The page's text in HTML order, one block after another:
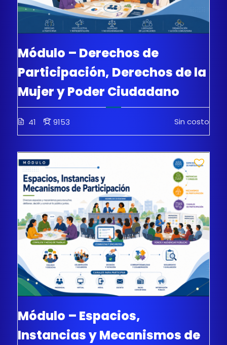
Módulo – Derechos de
Participación, Derechos de la
Mujer y Poder Ciudadano
41 9153 Sin costo
Módulo – Espacios,
Instancias y Mecanismos de